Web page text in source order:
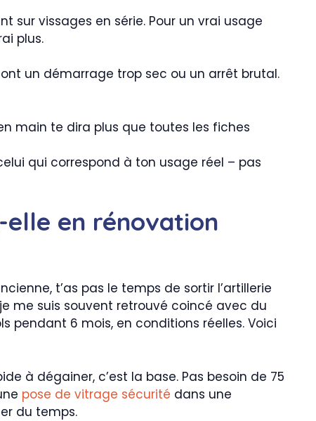
sur vissages en série. Pour un vrai usage
plus.
un démarrage trop sec ou un arrêt brutal.
main te dira plus que toutes les fiches
qui correspond à ton usage réel – pas
elle en rénovation
t’as pas le temps de sortir l’artillerie
me suis souvent retrouvé coincé avec du
pendant 6 mois, en conditions réelles. Voici
à dégainer, c’est la base. Pas besoin de 75
pose de vitrage sécurité dans une
du temps.